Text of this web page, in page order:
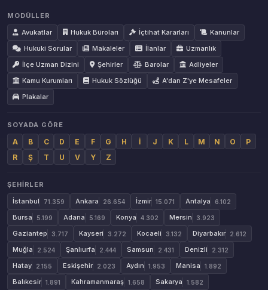
MODÜLLER
Avukatlar
Hukuk Büroları İçtihat Kararları
Kanunlar
Hukuki Sorular
Makaleler İlanlar
Uzmanlık
İlçe Uzman Dizini
Şehirler Barolar
Adliyeler
Kamu Kurumları
Hukuk Sözlüğü
A'dan Z'ye Mesafeler
Plakalar
SOYADA GÖRE
A B C D E F G H İ J K L M N O
P
R
Ş T U V Y Z
ŞEHIRLER
İstanbul
71.359 Ankara 26.654 İzmir 15.071 Antalya 6.102
Bursa 5.199 Adana 5.169 Konya 4.302 Mersin 3.923
Gaziantep 3.717 Kayseri 3.272 Kocaeli 3.132 Diyarbakır 2.612
Muğla 2.524 Şanlıurfa 2.444 Samsun 2.431 Denizli 2.312
Hatay 2.155 Eskişehir 2.023 Aydın 1.953 Manisa 1.892
Balıkesir 1.891 Kahramanmaraş 1.658 Sakarya 1.582